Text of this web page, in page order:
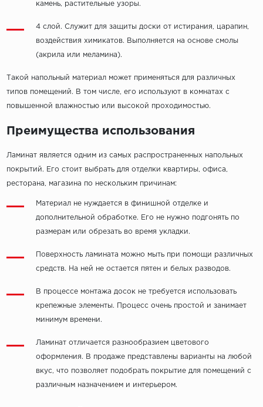
камень, растительные узоры.
4 слой. Служит для защиты доски от истирания, царапин,
воздействия химикатов. Выполняется на основе смолы
(акрила или меламина).
Такой напольный материал может применяться для различных
типов помещений. В том числе, его используют в комнатах с
повышенной влажностью или высокой проходимостью.
Преимущества использования
Ламинат является одним из самых распространенных напольных
покрытий. Его стоит выбрать для отделки квартиры, офиса,
ресторана, магазина по нескольким причинам:
Материал не нуждается в финишной отделке и
дополнительной обработке. Его не нужно подгонять по
размерам или обрезать во время укладки.
Поверхность ламината можно мыть при помощи различных
средств. На ней не остается пятен и белых разводов.
В процессе монтажа досок не требуется использовать
крепежные элементы. Процесс очень простой и занимает
минимум времени.
Ламинат отличается разнообразием цветового
оформления. В продаже представлены варианты на любой
вкус, что позволяет подобрать покрытие для помещений с
различным назначением и интерьером.